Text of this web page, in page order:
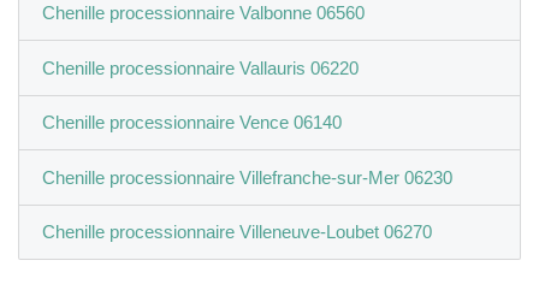
Chenille processionnaire Valbonne 06560
Chenille processionnaire Vallauris 06220
Chenille processionnaire Vence 06140
Chenille processionnaire Villefranche-sur-Mer 06230
Chenille processionnaire Villeneuve-Loubet 06270